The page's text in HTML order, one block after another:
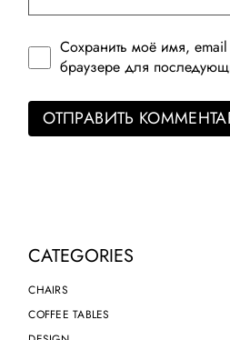
Сохранить моё имя,
браузере для
ОТПРАВИТЬ
CATEGORIES
CHAIRS
COFFEE TABLES